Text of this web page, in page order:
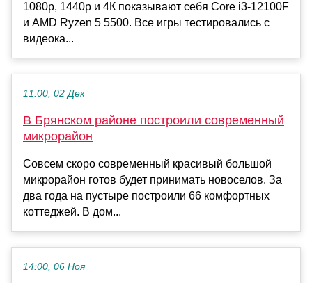
1080р, 1440р и 4К показывают себя Core i3-12100F
и AMD Ryzen 5 5500. Все игры тестировались с
видеока...
11:00, 02 Дек
В Брянском районе построили современный
микрорайон
Совсем скоро современный красивый большой
микрорайон готов будет принимать новоселов. За
два года на пустыре построили 66 комфортных
коттеджей. В дом...
14:00, 06 Ноя